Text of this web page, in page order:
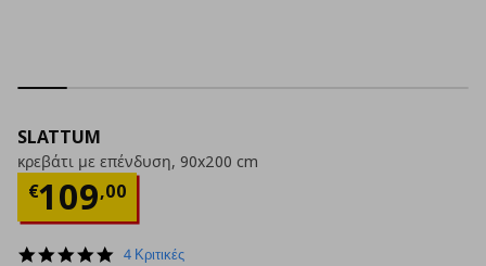
SLATTUM
κρεβάτι με επένδυση, 90x200 cm
€109,00
Τρέχουσα τιμή
5.0
4 Κριτικές